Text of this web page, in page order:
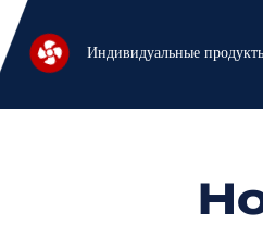
Индивидуальные